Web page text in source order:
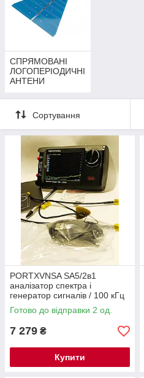
СПРЯМОВАНІ
ЛОГОПЕРІОДИЧНІ
АНТЕНИ
Сортування
PORTXVNSA SA5/2в1
аналізатор спектра і
генератор сигналів / 100 кГц
до 5,3 ГГц / 5000mAh
батарея
Готово до відправки 2 од.
7 279 ₴
Купити